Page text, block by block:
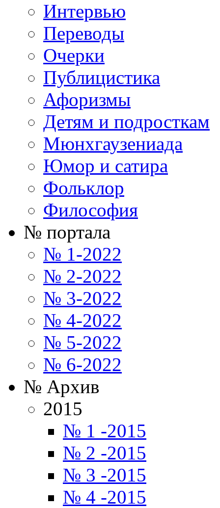
Интервью
Переводы
Очерки
Публицистика
Афоризмы
Детям и подросткам
Мюнхгаузениада
Юмор и сатира
Фольклор
Философия
№ портала
№ 1-2022
№ 2-2022
№ 3-2022
№ 4-2022
№ 5-2022
№ 6-2022
№ Архив
2015
№ 1 -2015
№ 2 -2015
№ 3 -2015
№ 4 -2015